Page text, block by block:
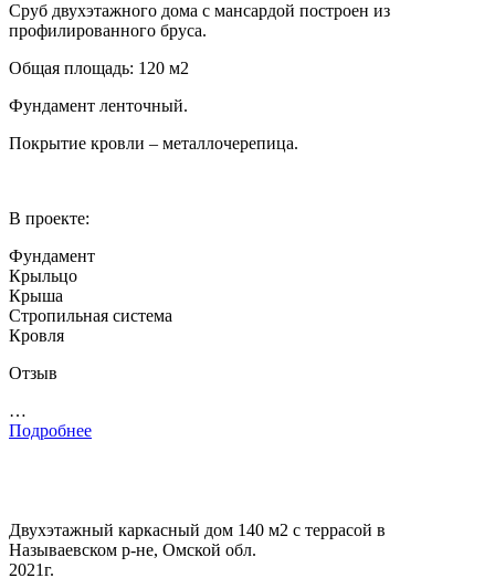
Сруб двухэтажного дома с мансардой построен из
профилированного бруса.
Общая площадь: 120 м2
Фундамент ленточный.
Покрытие кровли – металлочерепица.
В проекте:
Фундамент
Крыльцо
Крыша
Стропильная система
Кровля
Отзыв
…
Подробнее
Двухэтажный каркасный дом 140 м2 с террасой в
Называевском р-не, Омской обл.
2021г.